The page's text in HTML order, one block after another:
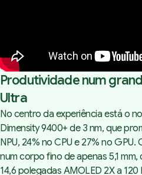
Produtividade num
Ultra
No centro da experiência está o
Dimensity 9400+ de 3 nm, que
NPU, 24% no CPU e 27% no GPU.
num corpo fino de apenas 5,1
14,6 polegadas AMOLED 2X a